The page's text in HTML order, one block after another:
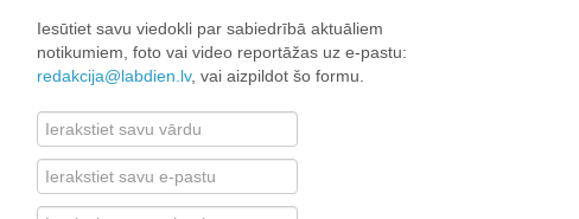
Iesūtiet savu viedokli par sabiedrībā aktuāliem
notikumiem, foto vai video reportāžas uz e-pastu:
redakcija@labdien.lv, vai aizpildot šo formu.